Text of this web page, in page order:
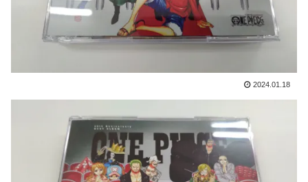
2024.01.18